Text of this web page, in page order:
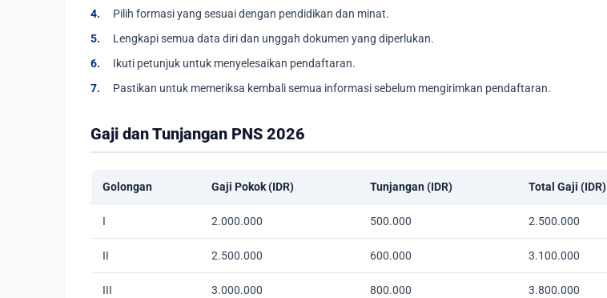
Pilih formasi yang sesuai dengan pendidikan dan minat.
Lengkapi semua data diri dan unggah dokumen yang diperlukan.
Ikuti petunjuk untuk menyelesaikan pendaftaran.
Pastikan untuk memeriksa kembali semua informasi sebelum mengirimkan pendaftaran.
Gaji dan Tunjangan PNS 2026
Golongan Gaji Pokok (IDR) Tunjangan (IDR) Total Gaji (IDR)
I 2.000.000 500.000 2.500.000
II 2.500.000 600.000 3.100.000
III 3.000.000 800.000 3.800.000